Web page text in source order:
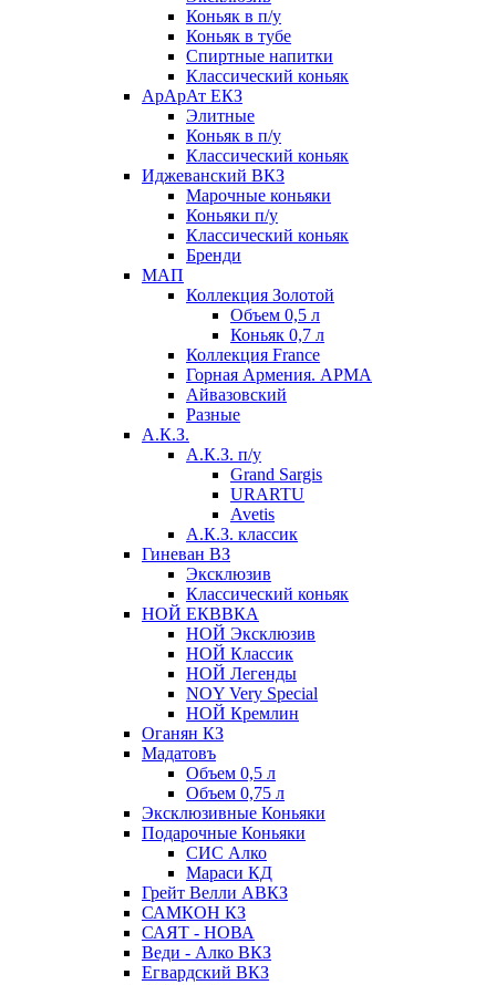
Коньяк в п/у
Коньяк в тубе
Спиртные напитки
Классический коньяк
АрАрАт ЕКЗ
Элитные
Коньяк в п/у
Классический коньяк
Иджеванский ВКЗ
Марочные коньяки
Коньяки п/у
Классический коньяк
Бренди
МАП
Коллекция Золотой
Объем 0,5 л
Коньяк 0,7 л
Коллекция France
Горная Армения. АРМА
Айвазовский
Разные
А.К.З.
А.К.З. п/у
Grand Sargis
URARTU
Avetis
А.К.З. классик
Гиневан ВЗ
Эксклюзив
Классический коньяк
НОЙ ЕКВВКА
НОЙ Эксклюзив
НОЙ Классик
НОЙ Легенды
NOY Very Speсial
НОЙ Кремлин
Оганян КЗ
Мадатовъ
Объем 0,5 л
Объем 0,75 л
Эксклюзивные Коньяки
Подарочные Коньяки
СИС Алко
Мараси КД
Грейт Велли АВКЗ
САМКОН КЗ
САЯТ - НОВА
Веди - Алко ВКЗ
Егвардский ВКЗ